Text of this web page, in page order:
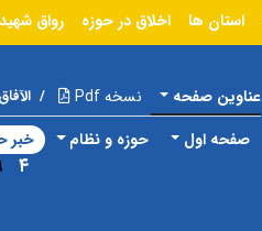
استان ها اخلاق در حوزه رواق
عناوین صفحه نسخه Pdf / الآفاق
صفحه اول حوزه و نظام خبر
۴